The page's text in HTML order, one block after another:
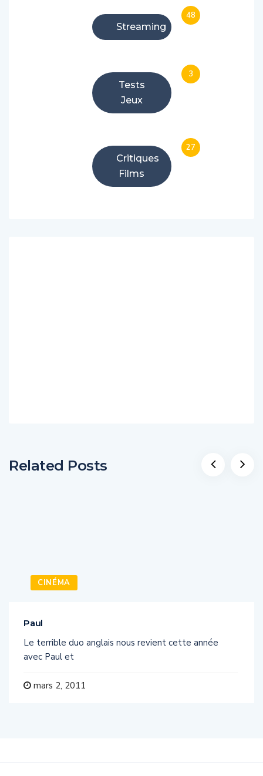
Streaming
48
Tests
Jeux
3
Critiques
Films
27
Related Posts
CINÉMA
Paul
Le terrible duo anglais nous revient cette année
avec Paul et
mars 2, 2011